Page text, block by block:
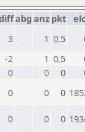
abg anz pkt
3 1 0,5
-2 1 0,5
0 0 0
0 0 0
0 0 0